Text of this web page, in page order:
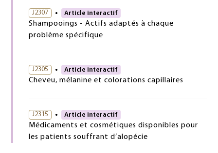
J2307 Article interactif
Shampooings - Actifs adaptés à chaque
problème spécifique
J2305 Article interactif
Cheveu, mélanine et colorations capillaires
J2315 Article interactif
Médicaments et cosmétiques disponibles pour
les patients souffrant d’alopécie